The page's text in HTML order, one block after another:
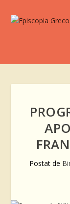
Postat de